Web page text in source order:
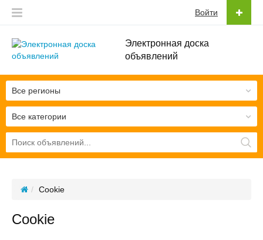
Электронная доска
объявлений
Войти
Все категории
Все регионы
Cookie
Cookie